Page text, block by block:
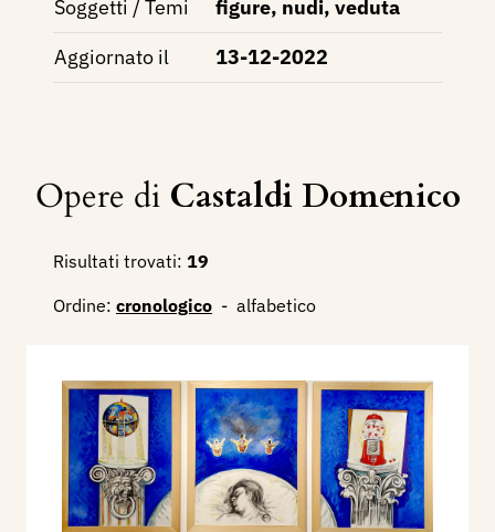
Soggetti / Temi
figure, nudi, veduta
Aggiornato il
13-12-2022
Opere di Castaldi Domenico
Risultati trovati: 19
Ordine: cronologico - alfabetico